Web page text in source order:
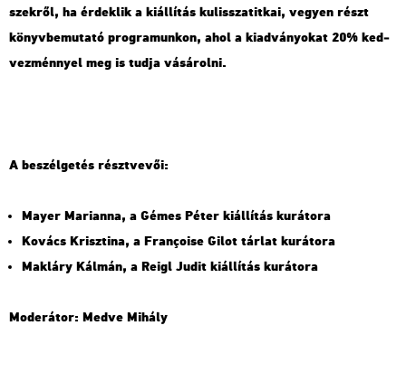
szek­ről, ha ér­dek­lik a ki­ál­lí­tás ku­lissza­tit­kai, ve­gyen részt
könyv­be­mu­ta­tó prog­ra­mun­kon, ahol a ki­ad­vá­nyo­kat 20% ked­
vez­ménnyel meg is tudja vá­sá­rol­ni.
A be­szél­ge­tés részt­ve­vői:
Mayer Ma­ri­an­na, a Gémes Péter ki­ál­lí­tás ku­rá­to­ra
Ko­vács Krisz­ti­na, a Françoise Gilot tár­lat ku­rá­to­ra
Mak­láry Kál­mán, a Reigl Judit ki­ál­lí­tás ku­rá­to­ra
Mo­de­rá­tor: Medve Mi­hály